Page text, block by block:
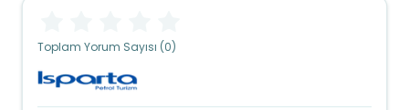
Toplam Yorum Sayısı (0)